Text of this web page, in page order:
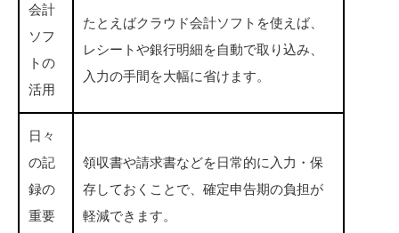
会計
ソフ
トの
活用
たとえばクラウド会計ソフトを使えば、
レシートや銀行明細を自動で取り込み、
入力の手間を大幅に省けます。
日々
の記
録の
重要
領収書や請求書などを日常的に入力・保
存しておくことで、確定申告期の負担が
軽減できます。